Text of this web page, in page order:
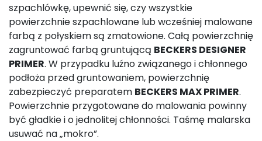
szpachlówkę, upewnić się, czy wszystkie
powierzchnie szpachlowane lub wcześniej malowane
farbą z połyskiem są zmatowione. Całą powierzchnię
zagruntować farbą gruntującą BECKERS DESIGNER
PRIMER. W przypadku luźno związanego i chłonnego
podłoża przed gruntowaniem, powierzchnię
zabezpieczyć preparatem BECKERS MAX PRIMER.
Powierzchnie przygotowane do malowania powinny
być gładkie i o jednolitej chłonności. Taśmę malarska
usuwać na „mokro”.